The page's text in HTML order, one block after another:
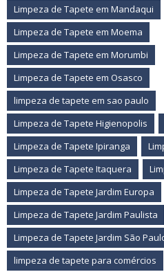
Limpeza de Tapete em Mandaqui
Limpeza de Tapete em Moema
Limpeza de Tapete em Morumbi
Limpeza de Tapete em Osasco
limpeza de tapete em sao paulo
Limpeza de Tapete Higienopolis
Limpeza de Tapete Ipiranga
Limpeza de Tapete Itaquera
Limpeza de Tapete Jardim Europa
Limpeza de Tapete Jardim Paulista
Limpeza de Tapete Jardim São
limpeza de tapete para comércios